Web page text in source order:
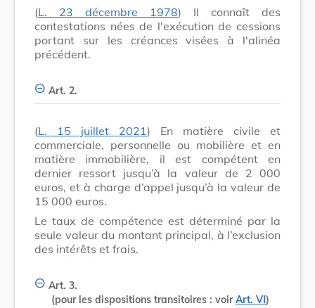
(L. 23 décembre 1978) Il connaît des
contestations nées de l'exécution de cessions
portant sur les créances visées à l'alinéa
précédent.
Art. 2.
(L. 15 juillet 2021 ) En matière civile et
commerciale, personnelle ou mobilière et en
matière immobilière, il est compétent en
dernier ressort jusqu’à la valeur de 2 000
euros, et à charge d’appel jusqu’à la valeur de
15 000 euros.
Le taux de compétence est déterminé par la
seule valeur du montant principal, à l’exclusion
des intérêts et frais.
Art. 3.
(pour les dispositions transitoires : voirArt. VI)